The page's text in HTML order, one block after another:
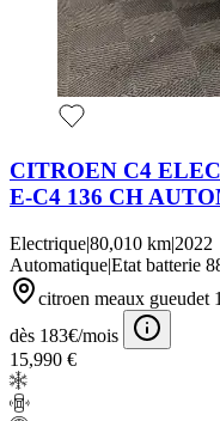
CITROEN C4
E-C4 136 CH
Electrique|80,010 km|2022
Automatique|Etat batterie
citroen meaux gueudet
dès 183€/mois
15,990 €